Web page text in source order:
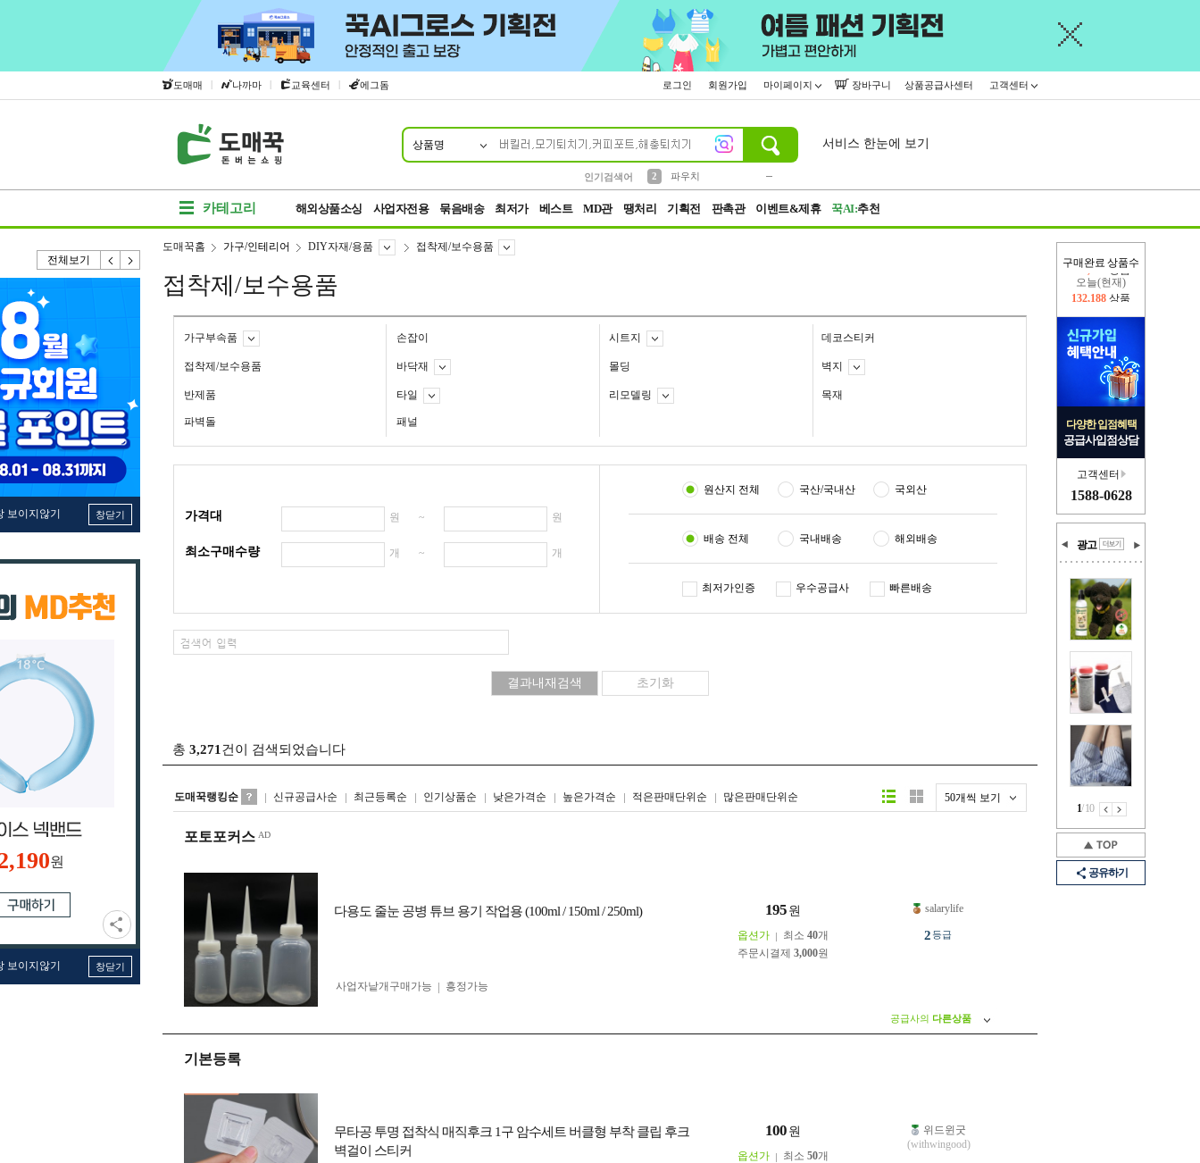
도매매 | 나까마 | 교육센터 | 에그돔 로그인 회원가입 마이페이지 장바구니 상품공급사센터 고객센터
상품명
인기검색어
2
파우치
서비스 한눈에 보기
카테고리 해외상품소싱 사업자전용 묶음배송 최저가 베스트 MD관 땡처리 기획전 판촉관 이벤트&제휴 꾹AI:추천
전체보기
보이지않기 창닫기
원
보이지않기 창닫기
구매완료 상품수
오늘(현재)
132,188 상품
다양한 입점혜택
공급사입점상담
고객센터
1588-0628
광고
1/10
공유하기
도매꾹홈 가구/인테리어 DIY자재/용품 접착제/보수용품
접착제/보수용품
가구부속품 손잡이 시트지 데코스티커
접착제/보수용품 바닥재 몰딩 벽지
반제품 타일 리모델링 목재
파벽돌 패널
가격대 원 ~ 원
최소구매수량 개 ~ 개
원산지 전체 국산/국내산 국외산
배송 전체 국내배송 해외배송
최저가인증 우수공급사 빠른배송
총 3,271 건이 검색되었습니다
도매꾹랭킹순 신규공급사순 최근등록순 인기상품순 낮은가격순 높은가격순 적은판매단위순 많은판매단위순 50개씩 보기
리스트형갤러리형
포토포커스
다용도 줄눈 공병 튜브 용기 작업용 (100ml / 150ml / 250ml) 195 원
옵션가 최소 40개
주문시결제 3,000원
사업자 낱개구매가능 흥정가능
salarylife
2등급
공급사의 다른상품
기본등록
무타공 투명 접착식 매직후크 1구 암수세트 버클형 부착 클립 후크
벽걸이 스티커
100 원
옵션가 최소 50개
위드윈굿
(withwingood)